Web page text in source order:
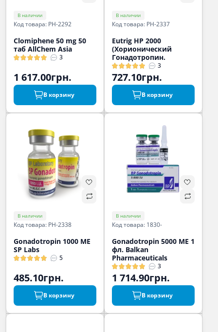
В наличии
Код товара: PH-2292
Clomiphene 50 mg 50
таб AllChem Asia
3
1 617.00грн.
В корзину
В наличии
Код товара: PH-2337
Eutrig HP 2000
(Хорионический
Гонадотропин.
3
727.10грн.
В корзину
В наличии
Код товара: PH-2338
Gonadotropin 1000 МЕ
SP Labs
5
485.10грн.
В корзину
В наличии
Код товара: 1830-
Gonadotropin 5000 МЕ 1
фл. Balkan
Pharmaceuticals
3
1 714.90грн.
В корзину